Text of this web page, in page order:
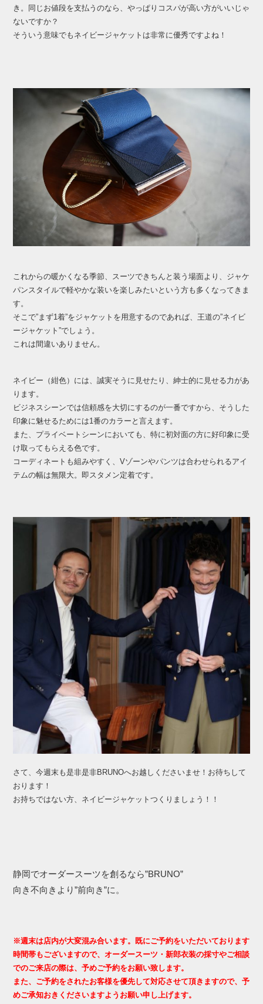
き。同じお値段を支払うのなら、やっぱりコスパが高い方がいいじゃ
ないですか？
そういう意味でもネイビージャケットは非常に優秀ですよね！
これからの暖かくなる季節、スーツできちんと装う場面より、ジャケ
パンスタイルで軽やかな装いを楽しみたいという方も多くなってきま
す。
そこで”まず1着”をジャケットを用意するのであれば、王道の”ネイビ
ージャケット”でしょう。
これは間違いありません。
ネイビー（紺色）には、誠実そうに見せたり、紳士的に見せる力があ
ります。
ビジネスシーンでは信頼感を大切にするのが一番ですから、そうした
印象に魅せるためには1番のカラーと言えます。
また、プライベートシーンにおいても、特に初対面の方に好印象に受
け取ってもらえる色です。
コーディネートも組みやすく、Vゾーンやパンツは合わせられるアイ
テムの幅は無限大。即スタメン定着です。
さて、今週末も是非是非BRUNOへお越しくださいませ！お待ちして
おります！
お持ちではない方、ネイビージャケットつくりましょう！！
静岡でオーダースーツを創るなら”BRUNO”
向き不向きより”前向き”に。
※週末は店内が大変混み合います。既にご予約をいただいております
時間帯もございますので、オーダースーツ・新郎衣装の採寸やご相談
でのご来店の際は、予めご予約をお願い致します。
また、ご予約をされたお客様を優先して対応させて頂きますので、予
めご承知おきくださいますようお願い申し上げます。